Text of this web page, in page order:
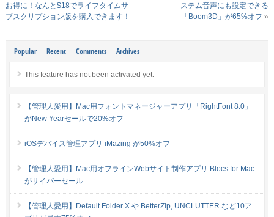
お得に！なんと$18でライフタイムサ
ブスクリプション版を購入できます！
ステム音声にも設定できる
「Boom3D」が65%オフ »
Popular Recent Comments Archives
This feature has not been activated yet.
【管理人愛用】Mac用フォントマネージャーアプリ「RightFont 8.0」
がNew Yearセールで20%オフ
iOSデバイス管理アプリ iMazing が50%オフ
【管理人愛用】Mac用オフラインWebサイト制作アプリ Blocs for Mac
がサイバーセール
【管理人愛用】Default Folder X や BetterZip, UNCLUTTER など10ア